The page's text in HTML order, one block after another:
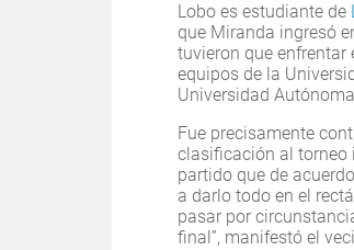
Lobo es estudiante de
que Miranda ingresó
tuvieron que enfrentar
equipos de la
Universidad
Fue precisamente
clasificación al torneo
partido que de
a darlo todo en el
pasar por
final”, manifestó el